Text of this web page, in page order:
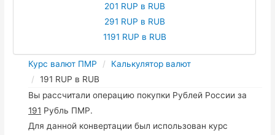
201 RUP в RUB
291 RUP в RUB
1191 RUP в RUB
Курс валют ПМР
Калькулятор валют
191 RUP в RUB
Вы рассчитали операцию покупки Рублей России за
191 Рубль ПМР.
Для данной конвертации был использован курс